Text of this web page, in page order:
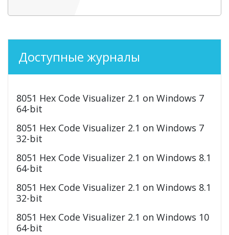
Доступные журналы
8051 Hex Code Visualizer 2.1 on Windows 7
64-bit
8051 Hex Code Visualizer 2.1 on Windows 7
32-bit
8051 Hex Code Visualizer 2.1 on Windows 8.1
64-bit
8051 Hex Code Visualizer 2.1 on Windows 8.1
32-bit
8051 Hex Code Visualizer 2.1 on Windows 10
64-bit